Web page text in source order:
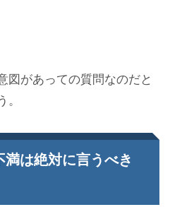
図があっての質問なのだと
。
満は絶対に言うべき